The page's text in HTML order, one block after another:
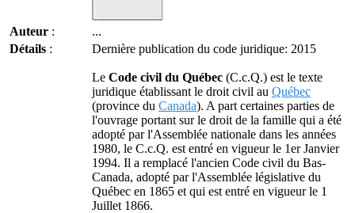
Auteur :
...
Détails : Dernière publication du code juridique: 2015
Le Code civil du Québec (C.c.Q.) est le texte
juridique établissant le droit civil au Québec
(province du Canada). A part certaines parties de
l'ouvrage portant sur le droit de la famille qui a été
adopté par l'Assemblée nationale dans les années
1980, le C.c.Q. est entré en vigueur le 1er Janvier
1994. Il a remplacé l'ancien Code civil du Bas-
Canada, adopté par l'Assemblée législative du
Québec en 1865 et qui est entré en vigueur le 1
Juillet 1866.